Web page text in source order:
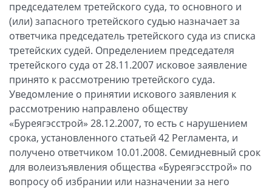
председателем третейского суда, то основного и
(или) запасного третейского судью назначает за
ответчика председатель третейского суда из списка
третейских судей. Определением председателя
третейского суда от 28.11.2007 исковое заявление
принято к рассмотрению третейского суда.
Уведомление о принятии искового заявления к
рассмотрению направлено обществу
«Буреягэсстрой» 28.12.2007, то есть с нарушением
срока, установленного статьей 42 Регламента, и
получено ответчиком 10.01.2008. Семидневный срок
для волеизъявления общества «Буреягэсстрой» по
вопросу об избрании или назначении за него